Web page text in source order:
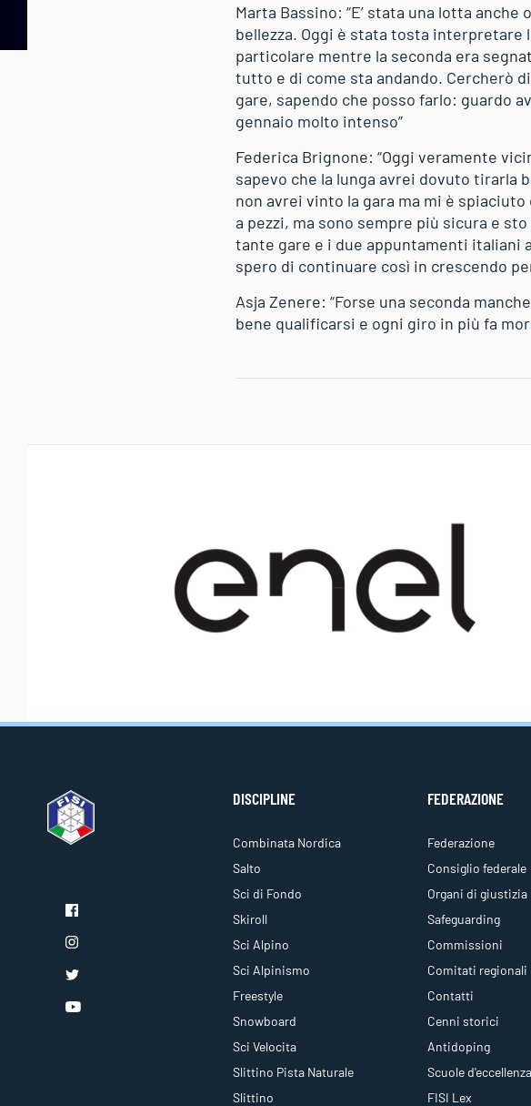
Marta Bassino: “E’ stata una lotta
bellezza. Oggi è stata tosta
particolare mentre la seconda era
tutto e di come sta andando. Cercherò
gare, sapendo che posso farlo: guardo
gennaio molto intenso”
Federica Brignone: “Oggi veramente
sapevo che la lunga avrei dovuto tirarla
non avrei vinto la gara ma mi è
a pezzi, ma sono sempre più sicura e
tante gare e i due appuntamenti italiani
spero di continuare così in crescendo
Asja Zenere: “Forse una seconda
bene qualificarsi e ogni giro in più fa
DISCIPLINE
Combinata Nordica
Salto
Sci di Fondo
Skiroll
Sci Alpino
Sci Alpinismo
Freestyle
Snowboard
Sci Velocita
Slittino Pista Naturale
Slittino
FEDERAZIONE
Federazione
Consiglio federale
Organi di giustizia
Safeguarding
Commissioni
Comitati regionali
Contatti
Cenni storici
Antidoping
Scuole d'eccellenza
FISI Lex